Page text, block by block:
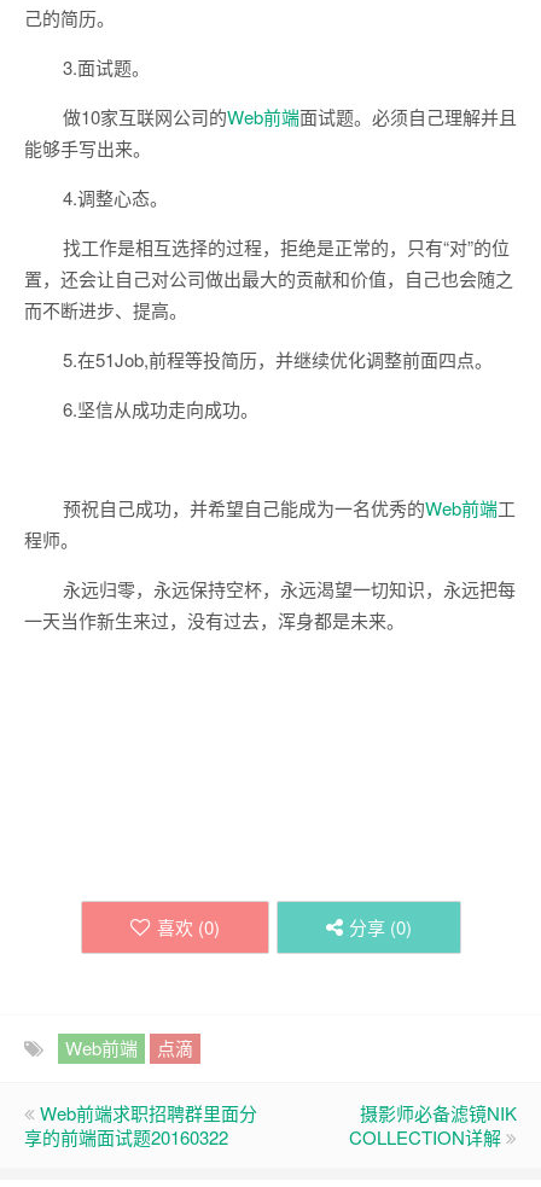
己的简历。
3.面试题。
做10家互联网公司的Web前端面试题。必须自己理解并且
能够手写出来。
4.调整心态。
找工作是相互选择的过程，拒绝是正常的，只有“对”的位
置，还会让自己对公司做出最大的贡献和价值，自己也会随之
而不断进步、提高。
5.在51Job,前程等投简历，并继续优化调整前面四点。
6.坚信从成功走向成功。
预祝自己成功，并希望自己能成为一名优秀的Web前端工
程师。
永远归零，永远保持空杯，永远渴望一切知识，永远把每
一天当作新生来过，没有过去，浑身都是未来。
喜欢 (0) 分享 (0)
Web前端 点滴
Web前端求职招聘群里面分
享的前端面试题20160322
摄影师必备滤镜NIK
COLLECTION详解